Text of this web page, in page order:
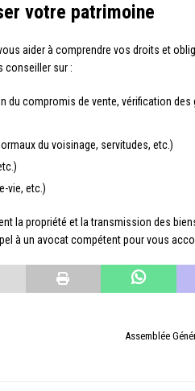
votre patrimoine
aider à comprendre vos droits et
conseiller sur :
du compromis de vente, vérification des
du voisinage, servitudes, etc.)
vie, etc.)
la propriété et la transmission des
à un avocat compétent pour vous
Assemblée